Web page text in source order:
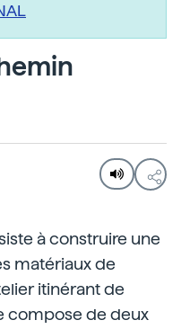
à construire une
matériaux de
itinérant de
compose de deux